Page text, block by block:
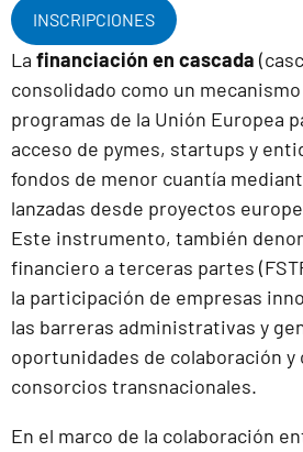
INSCRIPCIONES
La financiación en cascada
consolidado como un
programas de la Unión Europea
acceso de pymes, startups y
fondos de menor cuantía
lanzadas desde proyectos
Este instrumento, también
financiero a terceras partes
la participación de empresas
las barreras administrativas y
oportunidades de colaboración y
consorcios transnacionales.
En el marco de la colaboración